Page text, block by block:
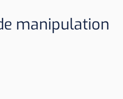
manipulation